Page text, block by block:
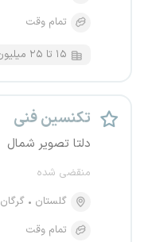
تمام وقت
۱۵ تا ۲۵ میلیون تومان
تکنسین فنی
دلتا تصویر شمال
منقضی شده
گلستان
گرگان
تمام وقت